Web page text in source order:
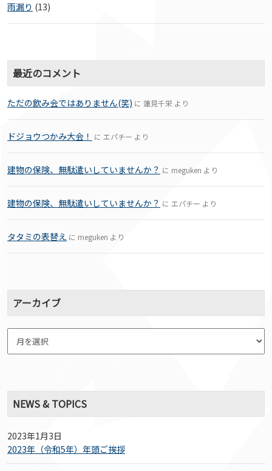
雨漏り (13)
最近のコメント
ただの飲み会ではありません(笑) に 蓮見千栄 より
ドジョウつかみ大会！ に エパチー より
建物の保険、無駄遣いしていませんか？ に meguken より
建物の保険、無駄遣いしていませんか？ に エパチー より
タタミの表替え に meguken より
アーカイブ
NEWS & TOPICS
2023年1月3日
2023年（令和5年）年頭ご挨拶